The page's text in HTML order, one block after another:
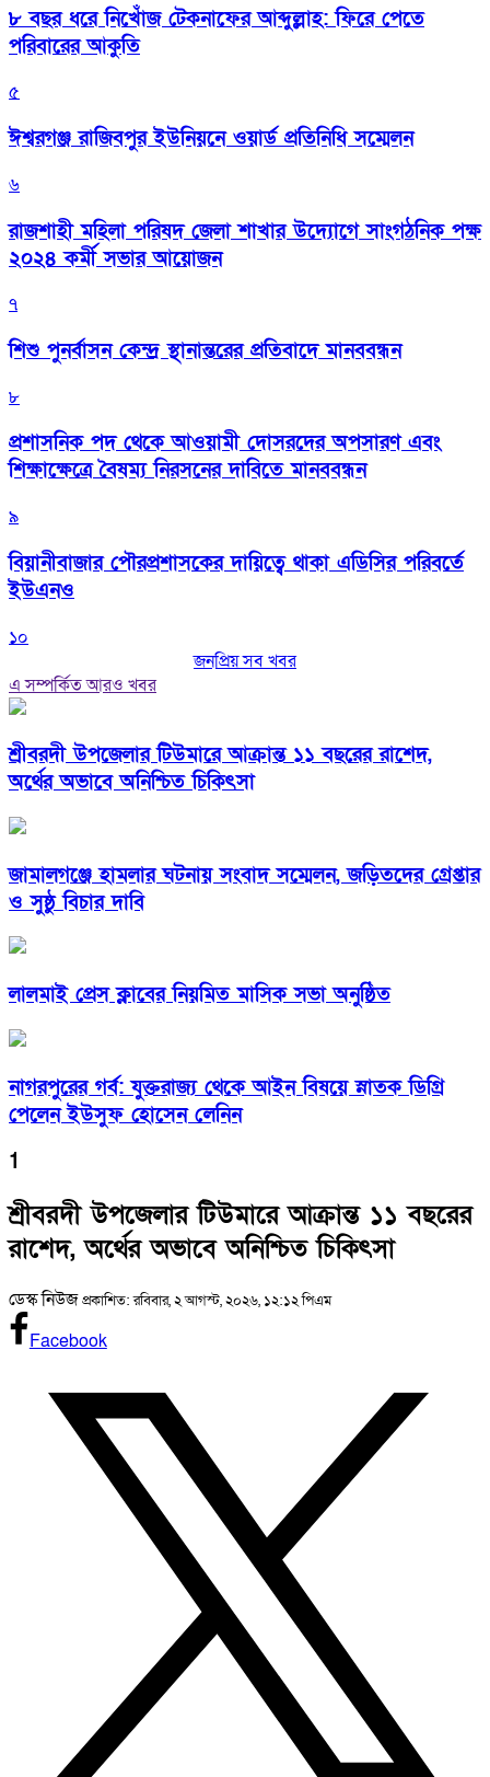
৮ বছর ধরে নিখোঁজ টেকনাফের আব্দুল্লাহ: ফিরে পেতে
পরিবারের আকুতি
৫
ঈশ্বরগঞ্জ রাজিবপুর ইউনিয়নে ওয়ার্ড প্রতিনিধি সম্মেলন
৬
রাজশাহী মহিলা পরিষদ জেলা শাখার উদ্যোগে সাংগঠনিক পক্ষ
২০২৪ কর্মী সভার আয়োজন
৭
শিশু পুনর্বাসন কেন্দ্র স্থানান্তরের প্রতিবাদে মানববন্ধন
৮
প্রশাসনিক পদ থেকে আওয়ামী দোসরদের অপসারণ এবং
শিক্ষাক্ষেত্রে বৈষম্য নিরসনের দাবিতে মানববন্ধন
৯
বিয়ানীবাজার পৌরপ্রশাসকের দায়িত্বে থাকা এডিসির পরিবর্তে
ইউএনও
১০
জনপ্রিয় সব খবর
এ সম্পর্কিত আরও খবর
শ্রীবরদী উপজেলার টিউমারে আক্রান্ত ১১ বছরের রাশেদ,
অর্থের অভাবে অনিশ্চিত চিকিৎসা
জামালগঞ্জে হামলার ঘটনায় সংবাদ সম্মেলন, জড়িতদের গ্রেপ্তার
ও সুষ্ঠু বিচার দাবি
লালমাই প্রেস ক্লাবের নিয়মিত মাসিক সভা অনুষ্ঠিত
নাগরপুরের গর্ব: যুক্তরাজ্য থেকে আইন বিষয়ে স্নাতক ডিগ্রি
পেলেন ইউসুফ হোসেন লেনিন
1
শ্রীবরদী উপজেলার টিউমারে আক্রান্ত ১১ বছরের
রাশেদ, অর্থের অভাবে অনিশ্চিত চিকিৎসা
ডেস্ক নিউজপ্রকাশিত: রবিবার, ২ আগস্ট, ২০২৬, ১২:১২ পিএম
Facebook